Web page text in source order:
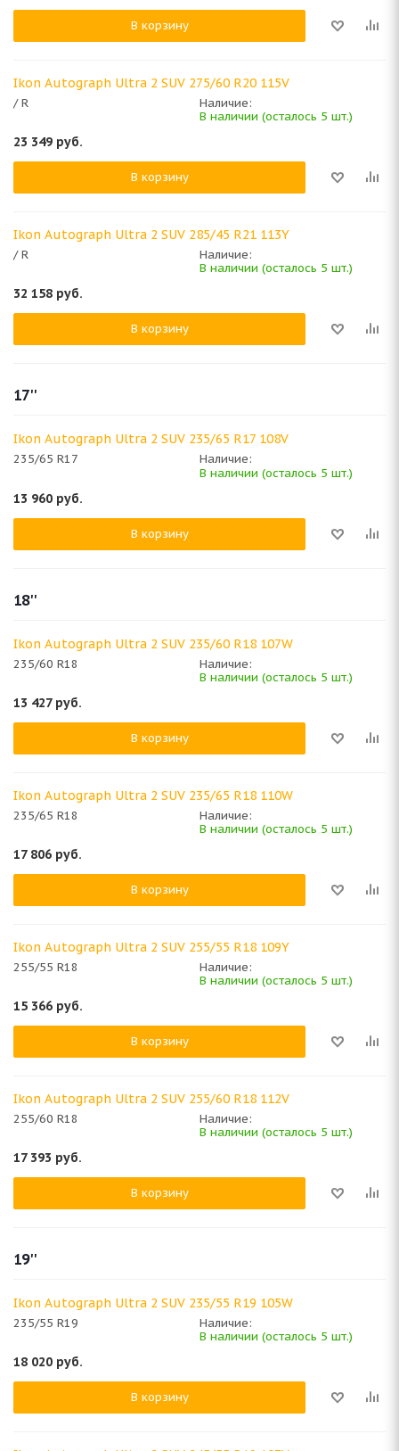
В корзину
Ikon Autograph Ultra 2 SUV 275/60 R20 115V
/ R
Наличие:
В наличии (осталось 5 шт.)
23 349 руб.
В корзину
Ikon Autograph Ultra 2 SUV 285/45 R21 113Y
/ R
Наличие:
В наличии (осталось 5 шт.)
32 158 руб.
В корзину
17''
Ikon Autograph Ultra 2 SUV 235/65 R17 108V
235/65 R17
Наличие:
В наличии (осталось 5 шт.)
13 960 руб.
В корзину
18''
Ikon Autograph Ultra 2 SUV 235/60 R18 107W
235/60 R18
Наличие:
В наличии (осталось 5 шт.)
13 427руб.
В корзину
Ikon Autograph Ultra 2 SUV 235/65 R18 110W
235/65 R18
Наличие:
В наличии (осталось 5 шт.)
17 806 руб.
В корзину
Ikon Autograph Ultra 2 SUV 255/55 R18 109Y
255/55 R18
Наличие:
В наличии (осталось 5 шт.)
15 366 руб.
В корзину
Ikon Autograph Ultra 2 SUV 255/60 R18 112V
255/60 R18
Наличие:
В наличии (осталось 5 шт.)
17 393 руб.
В корзину
19''
Ikon Autograph Ultra 2 SUV 235/55 R19 105W
235/55 R19
Наличие:
В наличии (осталось 5 шт.)
18 020 руб.
В корзину